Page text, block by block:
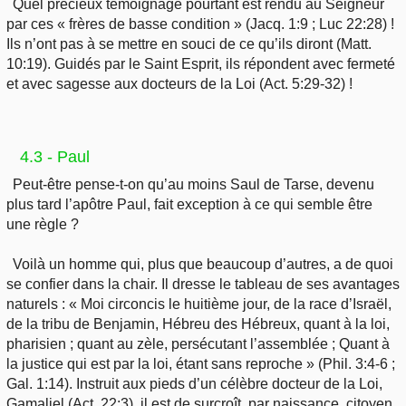
Quel précieux témoignage pourtant est rendu au Seigneur
par ces « frères de basse condition » (Jacq. 1:9 ; Luc 22:28) !
Ils n’ont pas à se mettre en souci de ce qu’ils diront (Matt.
10:19). Guidés par le Saint Esprit, ils répondent avec fermeté
et avec sagesse aux docteurs de la Loi (Act. 5:29-32) !
4.3 - Paul
Peut-être pense-t-on qu’au moins Saul de Tarse, devenu
plus tard l’apôtre Paul, fait exception à ce qui semble être
une règle ?
Voilà un homme qui, plus que beaucoup d’autres, a de quoi
se confier dans la chair. Il dresse le tableau de ses avantages
naturels : « Moi circoncis le huitième jour, de la race d’Israël,
de la tribu de Benjamin, Hébreu des Hébreux, quant à la loi,
pharisien ; quant au zèle, persécutant l’assemblée ; Quant à
la justice qui est par la loi, étant sans reproche » (Phil. 3:4-6 ;
Gal. 1:14). Instruit aux pieds d’un célèbre docteur de la Loi,